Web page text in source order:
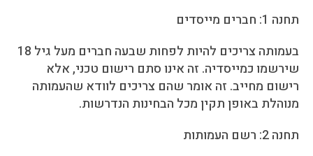
תחנה 1: חברים מייסדים
בעמותה צריכים להיות לפחות שבעה חברים מעל גיל 18
שירשמו כמייסדיה. זה אינו סתם רישום טכני, אלא
רישום מחייב. זה אומר שהם צריכים לוודא שהעמותה
מנוהלת באופן תקין מכל הבחינות הנדרשות.
תחנה 2: רשם העמותות